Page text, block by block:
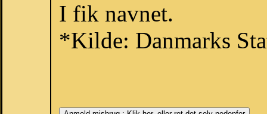
I fik navnet.
*Kilde: Danmarks